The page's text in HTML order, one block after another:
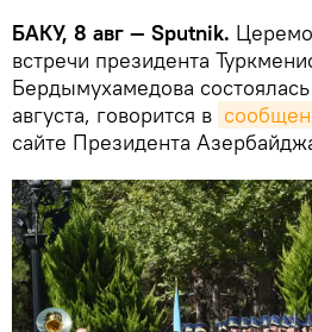
БАКУ, 8 авг — Sputnik.
встречи президента
Бердымухамедова
августа, говорится в
сайте Президента